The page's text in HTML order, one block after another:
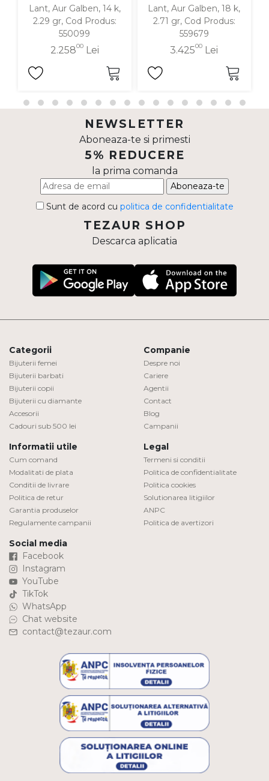
Lant, Aur Galben, 14 k,
2.29 gr, Cod Produs:
550099
2.25800Lei
Lant, Aur Galben, 18 k,
2.71 gr, Cod Produs:
559679
3.42500 Lei
NEWSLETTER
Aboneaza-te si primesti
5% REDUCERE
la prima comanda
Aboneaza-te
Sunt de acord cu politica de confidentialitate
TEZAUR SHOP
Descarca aplicatia
Categorii
Bijuterii femei
Bijuterii barbati
Bijuterii copii
Bijuterii cu diamante
Accesorii
Cadouri sub 500 lei
Companie
Despre noi
Cariere
Agentii
Contact
Blog
Campanii
Informatii utile
Cum comand
Modalitati de plata
Conditii de livrare
Politica de retur
Garantia produselor
Regulamente campanii
Legal
Termeni si conditii
Politica de confidentialitate
Politica cookies
Solutionarea litigiilor
ANPC
Politica de avertizori
Social media
Facebook
Instagram
YouTube
TikTok
WhatsApp
Chat website
contact@tezaur.com